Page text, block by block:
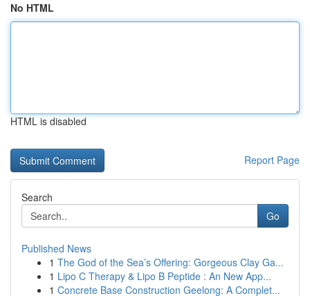
No HTML
HTML is disabled
Report Page
Search
Go
Published News
1 The God of the Sea’s Offering: Gorgeous Clay Ga...
1 Lipo C Therapy & Lipo B Peptide : An New App...
1 Concrete Base Construction Geelong: A Complet...